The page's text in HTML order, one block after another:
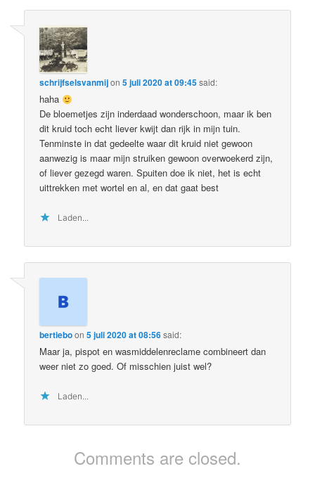
schrijfselsvanmijon5 juli 2020 at 09:45said:
haha
De bloemetjes zijn inderdaad wonderschoon, maar ik ben
dit kruid toch echt liever kwijt dan rijk in mijn tuin.
Tenminste in dat gedeelte waar dit kruid niet gewoon
aanwezig is maar mijn struiken gewoon overwoekerd zijn,
of liever gezegd waren. Spuiten doe ik niet, het is echt
uittrekken met wortel en al, en dat gaat best
Laden...
bertieboon5 juli 2020 at 08:56said:
Maar ja, pispot en wasmiddelenreclame combineert dan
weer niet zo goed. Of misschien juist wel?
Laden...
Comments are closed.